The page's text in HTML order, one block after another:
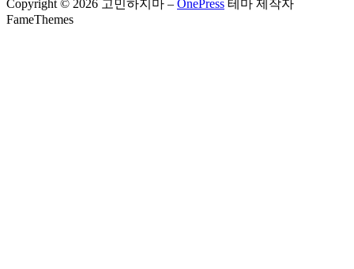
Copyright © 2026 고민하지마 – OnePress 테마 제작자
FameThemes